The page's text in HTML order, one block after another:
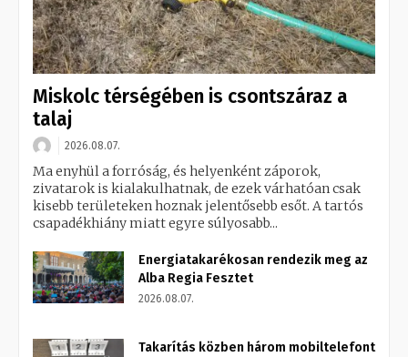
Miskolc térségében is csontszáraz a
talaj
2026.08.07.
Ma enyhül a forróság, és helyenként záporok,
zivatarok is kialakulhatnak, de ezek várhatóan csak
kisebb területeken hoznak jelentősebb esőt. A tartós
csapadékhiány miatt egyre súlyosabb...
Energiatakarékosan rendezik meg az
Alba Regia Fesztet
2026.08.07.
Takarítás közben három mobiltelefont